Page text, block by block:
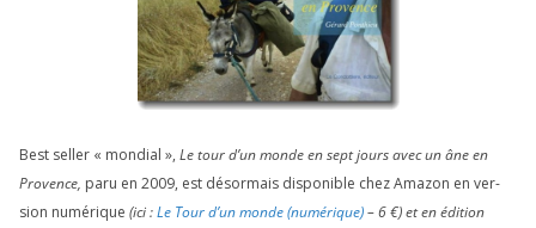
Best sel­ler « mon­dial », Le tour d’un monde en sept jours avec un âne en
Provence, paru en 2009, est désor­mais dis­po­nible chez Amazon en ver­
sion numé­rique (ici :Le Tour d’un monde (numé­rique)–6€) et en édi­tion